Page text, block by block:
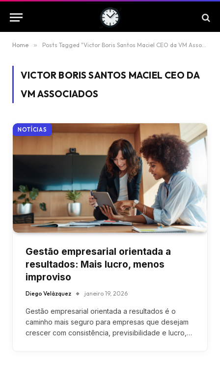
Home » Posts Tagged "Victor Boris Santos Maciel CEO da VM Associados"
VICTOR BORIS SANTOS MACIEL CEO DA
VM ASSOCIADOS
NOTÍCIAS
Gestão empresarial orientada a
resultados: Mais lucro, menos
improviso
Diego Velázquez janeiro 19, 2026
Gestão empresarial orientada a resultados é o
caminho mais seguro para empresas que desejam
crescer com consistência, previsibilidade e lucro,…